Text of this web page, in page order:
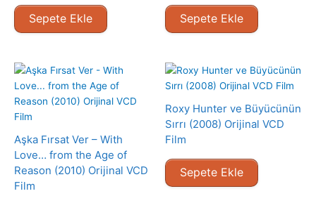
Sepete Ekle Sepete Ekle
Aşka Fırsat Ver – With
Love… from the Age of
Reason (2010) Orijinal VCD
Film
Roxy Hunter ve Büyücünün
Sırrı (2008) Orijinal VCD
Film
Sepete Ekle